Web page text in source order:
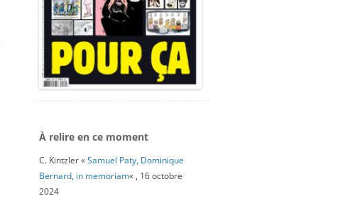
À relire en ce moment
C. Kintzler «Samuel Paty, Dominique
Bernard, in memoriam« , 16 octobre
2024